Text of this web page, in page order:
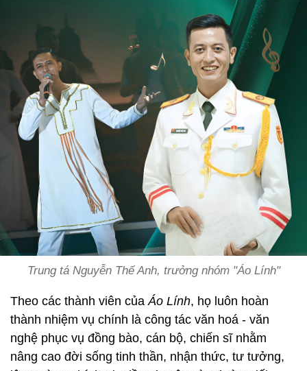
Trung tá Nguyễn Thế Anh, trưởng nhóm "Áo Lính"
Theo các thành viên của Áo Lính, họ luôn hoàn
thành nhiệm vụ chính là công tác văn hoá - văn
nghệ phục vụ đồng bào, cán bộ, chiến sĩ nhằm
nâng cao đời sống tinh thần, nhận thức, tư tưởng,